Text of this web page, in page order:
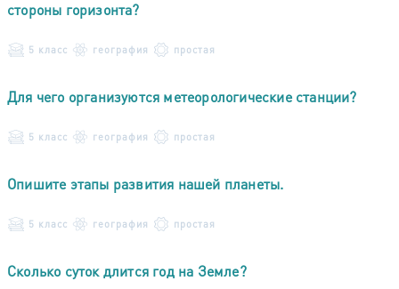
стороны горизонта?
5 класс география простая
Для чего организуются метеорологические станции?
5 класс география простая
Опишите этапы развития нашей планеты.
5 класс география простая
Сколько суток длится год на Земле?